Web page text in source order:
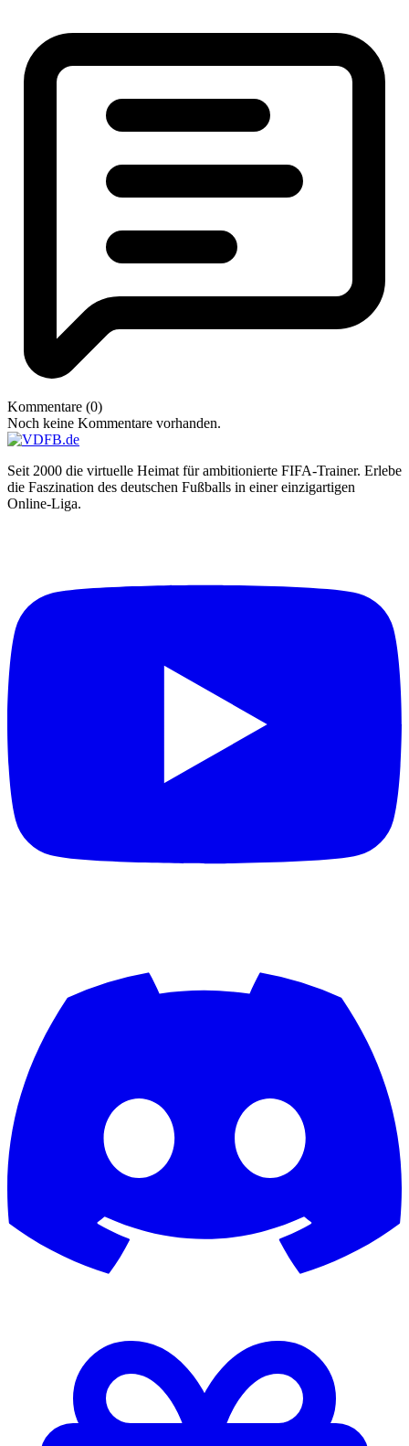
Kommentare (0)
Noch keine Kommentare vorhanden.
Seit 2000 die virtuelle Heimat für ambitionierte FIFA-Trainer. Erlebe
die Faszination des deutschen Fußballs in einer einzigartigen
Online-Liga.